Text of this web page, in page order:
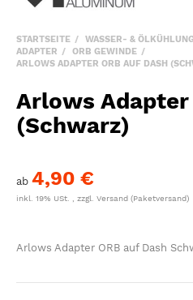
STARTSEITE WASSER- & ÖLKÜHLUNG
ADAPTER
ORB GEWINDE
ARLOWS ADAPTER ORB AUF DASH
Arlows Adapter
(Schwarz)
ab 4,90 €
inkl. 19% USt. , zzgl. Versand (Paketversand)
Arlows Adapter ORB auf Dash